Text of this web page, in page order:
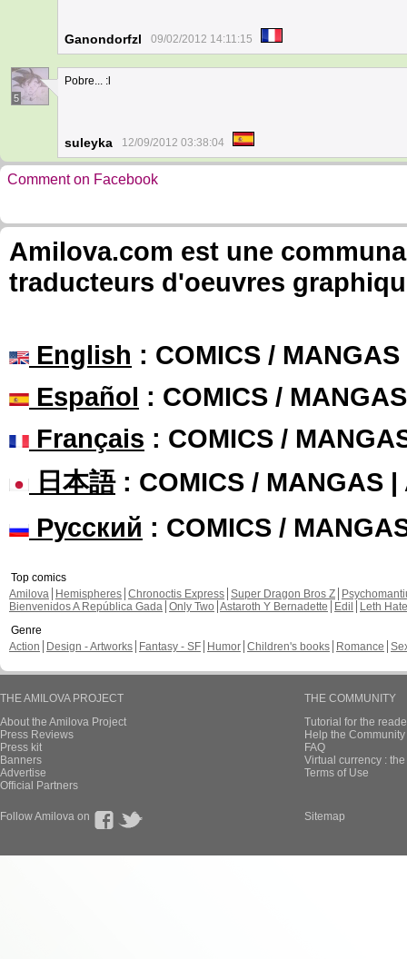
Ganondorfzl 09/02/2012 14:11:15
5
Pobre... :l
suleyka 12/09/2012 03:38:04
Comment on Facebook
Amilova.com est une
traducteurs d'oeuvres
English : COMICS /
Español : COMICS /
Français : COMICS /
日本語: COMICS / MANGAS |
Русский : COMICS /
Top comics
Amilova
Hemispheres Chronoctis Express Super Dragon Bros Z
Bienvenidos A República Gada Only Two Astaroth Y Bernadette Edil
Leth Hate
Genre
Action
Design - Artworks Fantasy - SF Humor Children's books Romance
THE AMILOVA PROJECT
About the Amilova Project
Press Reviews
Press kit
Banners
Advertise
Official Partners
THE COMMUNITY
Tutorial for the
Help the
FAQ
Virtual currency :
Terms of Use
Follow Amilova on Sitemap